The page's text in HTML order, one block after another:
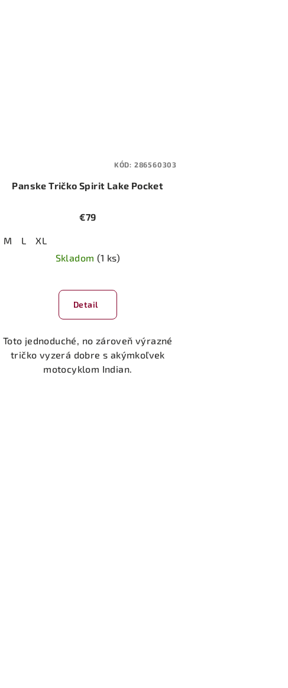
Panske Tričko Spirit Lake Pocket
€79
M L
XL
Skladom (1 ks)
Detail
Toto jednoduché, no zároveň výrazné
tričko vyzerá dobre s akýmkoľvek
motocyklom Indian.
KÓD: 286560303